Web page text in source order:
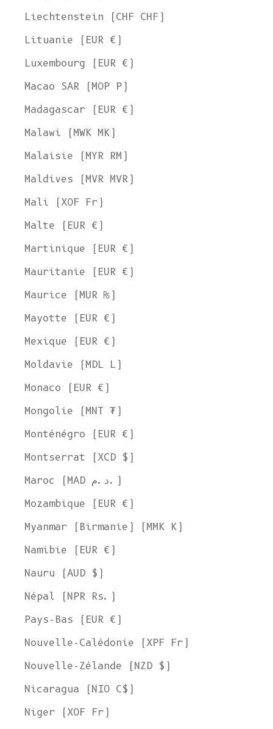
Liechtenstein (CHF CHF)
Lituanie (EUR €)
Luxembourg (EUR €)
Macao SAR (MOP P)
Madagascar (EUR €)
Malawi (MWK MK)
Malaisie (MYR RM)
Maldives (MVR MVR)
Mali (XOF Fr)
Malte (EUR €)
Martinique (EUR €)
Mauritanie (EUR €)
Maurice (MUR ₨)
Mayotte (EUR €)
Mexique (EUR €)
Moldavie (MDL L)
Monaco (EUR €)
Mongolie (MNT ₮)
Monténégro (EUR €)
Montserrat (XCD $)
Maroc (MAD د.م.)
Mozambique (EUR €)
Myanmar (Birmanie) (MMK K)
Namibie (EUR €)
Nauru (AUD $)
Népal (NPR Rs.)
Pays-Bas (EUR €)
Nouvelle-Calédonie (XPF Fr)
Nouvelle-Zélande (NZD $)
Nicaragua (NIO C$)
Niger (XOF Fr)